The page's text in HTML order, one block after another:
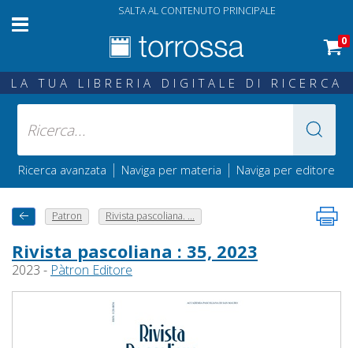
SALTA AL CONTENUTO PRINCIPALE
0
LA TUA LIBRERIA DIGITALE DI RICERCA
Ricerca avanzata | Naviga per materia | Naviga per editore
Patron Rivista pascoliana. ...
Rivista pascoliana : 35, 2023
2023 - Pàtron Editore